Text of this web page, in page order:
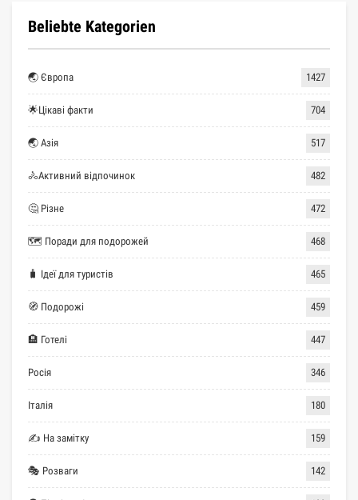
Beliebte Kategorien
🌏 Європа 1427
🌟Цікаві факти 704
🌏 Азія 517
🚴Активний відпочинок 482
🤔 Різне 472
🗺 Поради для подорожей 468
🧳 Ідеї для туристів 465
🧭 Подорожі 459
🏨 Готелі 447
Росія 346
Італія 180
✍ На замітку 159
🎭 Розваги 142